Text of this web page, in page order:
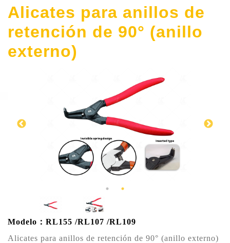
Alicates para anillos de
retención de 90° (anillo
externo)
Modelo：RL155 /RL107 /RL109
Alicates para anillos de retención de 90° (anillo externo)